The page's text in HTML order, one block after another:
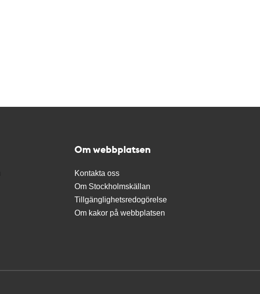
Om webbplatsen
Kontakta oss
Om Stockholmskällan
Tillgänglighetsredogörelse
Om kakor på webbplatsen